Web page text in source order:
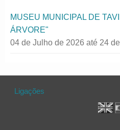
MUSEU MUNICIPAL DE
ÁRVORE"
04 de Julho de 2026 até 24
Ligações